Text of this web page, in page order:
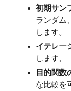
初期サン
ランダム
します。
イテレー
します。
目的関数
な比較を